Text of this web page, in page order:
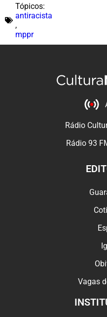
Tópicos:
antiracista
,
mppr
Rádio
Rádio 93
Vagas